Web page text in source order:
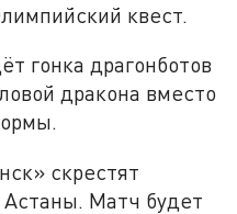
квест.
гонка драгонботов
дракона вместо
скрестят
Матч будет